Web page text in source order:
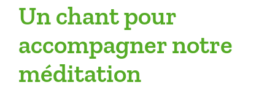
Un chant pour
accompagner notre
méditation